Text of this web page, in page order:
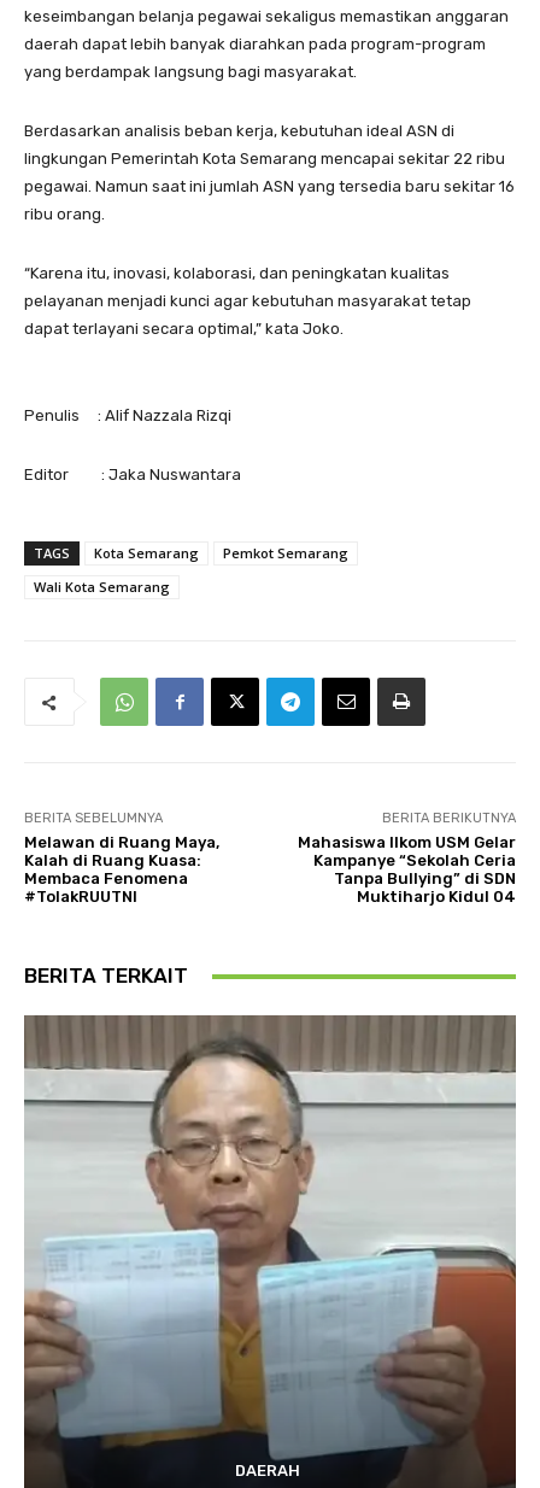
keseimbangan belanja pegawai sekaligus memastikan anggaran
daerah dapat lebih banyak diarahkan pada program-program
yang berdampak langsung bagi masyarakat.
Berdasarkan analisis beban kerja, kebutuhan ideal ASN di
lingkungan Pemerintah Kota Semarang mencapai sekitar 22 ribu
pegawai. Namun saat ini jumlah ASN yang tersedia baru sekitar 16
ribu orang.
“Karena itu, inovasi, kolaborasi, dan peningkatan kualitas
pelayanan menjadi kunci agar kebutuhan masyarakat tetap
dapat terlayani secara optimal,” kata Joko.
Penulis : Alif Nazzala Rizqi
Editor : Jaka Nuswantara
TAGS Kota Semarang
Pemkot Semarang
Wali Kota Semarang
BERITA SEBELUMNYA
Melawan di Ruang Maya,
Kalah di Ruang Kuasa:
Membaca Fenomena
#TolakRUUTNI
BERITA BERIKUTNYA
Mahasiswa Ilkom USM Gelar
Kampanye “Sekolah Ceria
Tanpa Bullying” di SDN
Muktiharjo Kidul 04
BERITA TERKAIT
DAERAH